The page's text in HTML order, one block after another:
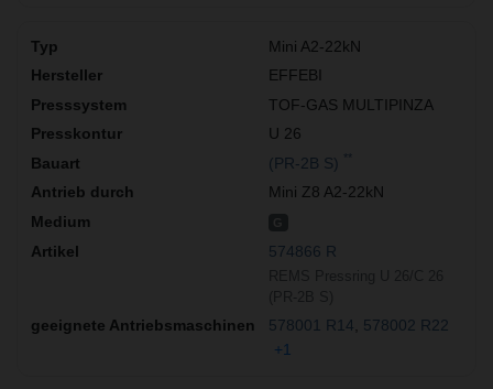
Mini A2-22kN
EFFEBI
TOF-GAS MULTIPINZA
U 26
(PR-2B S)
Mini Z8 A2-22kN
574866 R
578001 R14
578002 R22
+1